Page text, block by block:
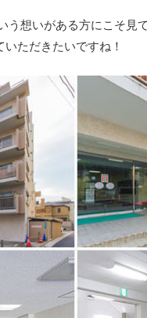
想いがある方にこそ見
ただきたいですね！